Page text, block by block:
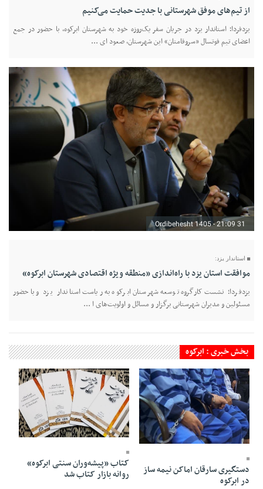
از تیم‌های موفق شهرستانی با جدیت حمایت می‌کنیم
یزدفردا؛ استاندار یزد در جریان سفر یک‌روزه خود به شهرستان ابرکوه، با حضور در جمع
اعضای تیم فوتسال «سروقامتان» این شهرستان، صعود ای ...
31 Ordibehesht 1405 - 21:09
استاندار یزد:
موافقت استان یزد با راه‌اندازی «منطقه ویژه اقتصادی شهرستان ابرکوه»
یزدفردا؛ نشست کارگروه توسعه شهرستان ابرکوه به ریاست استاندار یزد و با حضور
مسئولین و مدیران شهرستانی برگزار و مسائل و اولویت‌های ا ...
بخش خبری : ابرکوه
25 Farvardin 1405 - 16:03
دستگیری سارقان اماکن نیمه ساز
در ابرکوه
25 Bahman 1404 - 21:19
کتاب «پیشه‌وران سنتی ابرکوه»
روانه بازار کتاب شد